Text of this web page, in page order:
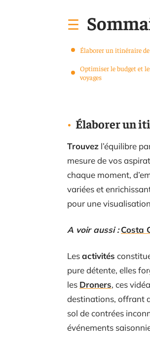
Élaborer un itinéraire
Optimiser le budget et
voyages
Élaborer un
Trouvez l’équilibre
mesure de vos
chaque moment,
variées et
pour une
A voir aussi : Costa
Lesactivités
pure détente, elles
les Droners, ces
destinations, offrant
sol de contrées
événements